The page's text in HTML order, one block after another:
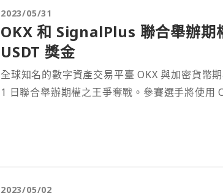
2023/05/31
OKX 和 SignalPlus 聯合舉辦期
USDT 獎金
全球知名的數字資產交易平臺 OKX 與加密貨幣
1 日聯合舉辦期權之王爭奪戰。參賽選手將使用
2023/05/02